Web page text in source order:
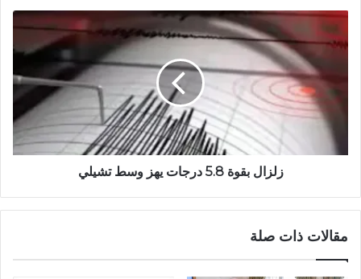
زلزال بقوة 5.8 درجات يهز وسط تشيلي
مقالات ذات صلة